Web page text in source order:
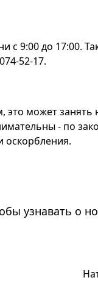
с 9:00 до 17:00.
52-17.
может занять
- по
оскорбления.
узнавать о